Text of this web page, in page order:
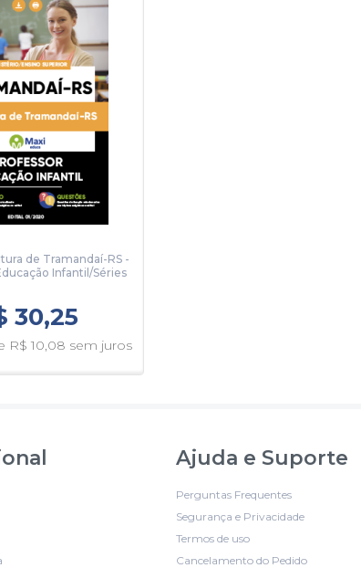
de Tramandaí-RS -
Infantil/Séries
30,25
R$ 10,08 sem juros
Ajuda e Suporte
Perguntas Frequentes
Segurança e Privacidade
Termos de uso
Cancelamento do Pedido